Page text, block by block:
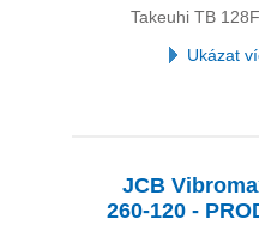
Takeuhi TB
Ukázat
JCB
260-120 -